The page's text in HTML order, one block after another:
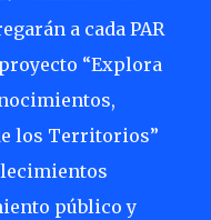
a cada PAR
“Explora
los Territorios”
público y